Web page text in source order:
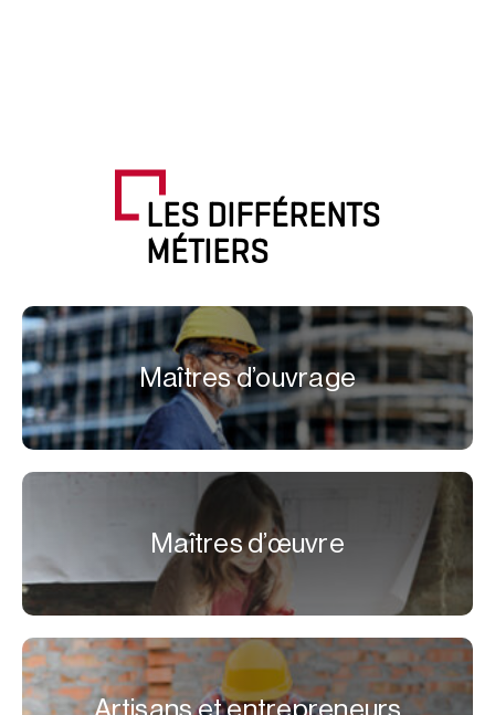
LES DIFFÉRENTS
MÉTIERS
Maîtres d’ouvrage
Maîtres d’œuvre
Artisans et entrepreneurs